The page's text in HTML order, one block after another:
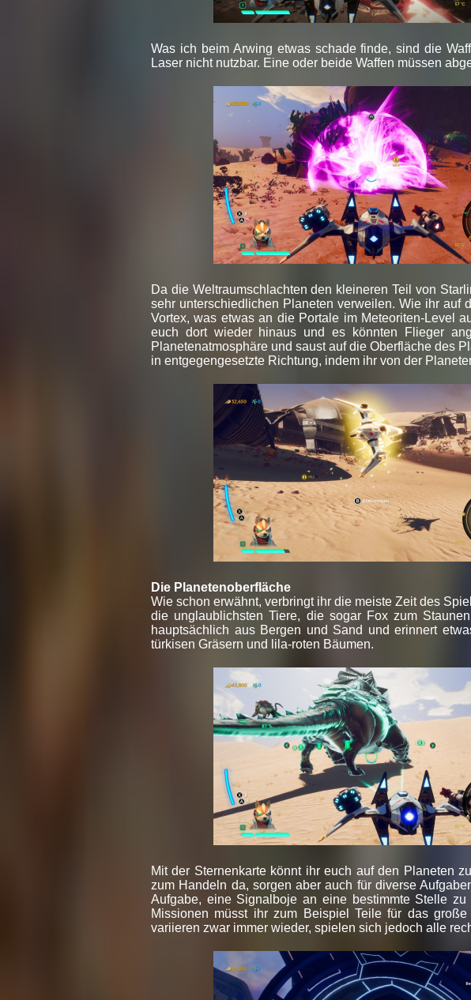
Was ich beim Arwing etwas schade finde, sind die
Laser nicht nutzbar. Eine oder beide Waffen müssen
Da die Weltraumschlachten den kleineren Teil von
sehr unterschiedlichen Planeten verweilen. Wie ihr auf
Vortex, was etwas an die Portale im Meteoriten-Level
euch dort wieder hinaus und es könnten Flieger
Planetenatmosphäre und saust auf die Oberfläche des
in entgegengesetzte Richtung, indem ihr von der
Die Planetenoberfläche
Wie schon erwähnt, verbringt ihr die meiste Zeit des
die unglaublichsten Tiere, die sogar Fox zum
hauptsächlich aus Bergen und Sand und erinnert
türkisen Gräsern und lila-roten Bäumen.
Mit der Sternenkarte könnt ihr euch auf den Planeten
zum Handeln da, sorgen aber auch für diverse
Aufgabe, eine Signalboje an eine bestimmte Stelle
Missionen müsst ihr zum Beispiel Teile für das
variieren zwar immer wieder, spielen sich jedoch alle